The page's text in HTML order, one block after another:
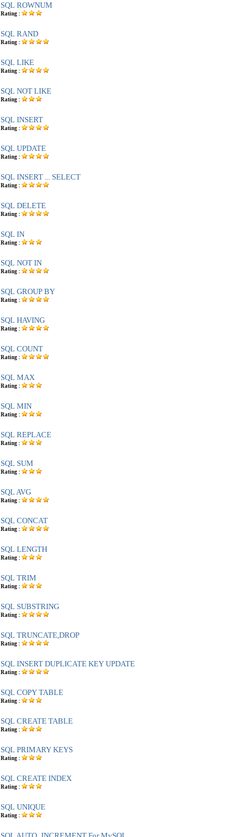
SQL ROWNUM
Rating :
SQL RAND
Rating :
SQL LIKE
Rating :
SQL NOT LIKE
Rating :
SQL INSERT
Rating :
SQL UPDATE
Rating :
SQL INSERT ... SELECT
Rating :
SQL DELETE
Rating :
SQL IN
Rating :
SQL NOT IN
Rating :
SQL GROUP BY
Rating :
SQL HAVING
Rating :
SQL COUNT
Rating :
SQL MAX
Rating :
SQL MIN
Rating :
SQL REPLACE
Rating :
SQL SUM
Rating :
SQL AVG
Rating :
SQL CONCAT
Rating :
SQL LENGTH
Rating :
SQL TRIM
Rating :
SQL SUBSTRING
Rating :
SQL TRUNCATE,DROP
Rating :
SQL INSERT DUPLICATE KEY UPDATE
Rating :
SQL COPY TABLE
Rating :
SQL CREATE TABLE
Rating :
SQL PRIMARY KEYS
Rating :
SQL CREATE INDEX
Rating :
SQL UNIQUE
Rating :